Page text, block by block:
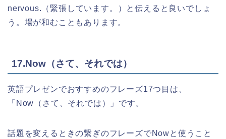
nervous.（緊張しています。）と伝えると良いでしょ
う。場が和むこともあります。
17.Now（さて、それでは）
英語プレゼンでおすすめのフレーズ17つ目は、
「Now（さて、それでは）」です。
話題を変えるときの繋ぎのフレーズでNowと使うこと